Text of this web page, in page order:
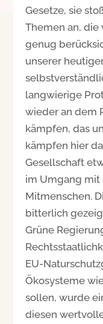
Gesetze, sie
Themen an,
genug
unserer
langwierige
wieder an dem
kämpfen, das
kämpfen hier
Gesellschaft
im Umgang
Mitmenschen.
bitterlich
Grüne
EU-
Ökosysteme
sollen, wurde
diesen